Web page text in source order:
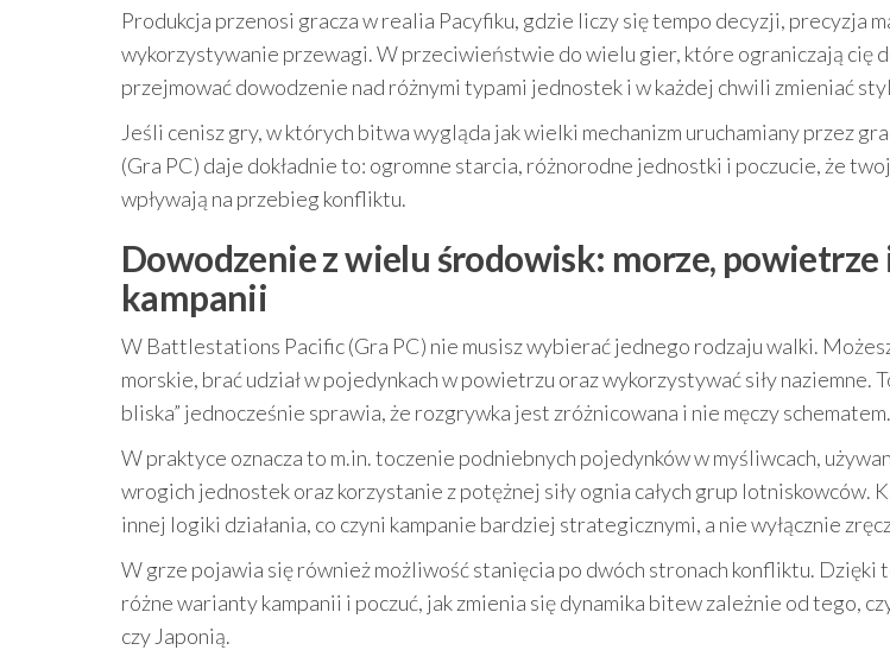
Produkcja przenosi gracza w realia Pacyfiku, gdzie liczy się tempo decyzji, precyzja
wykorzystywanie przewagi. W przeciwieństwie do wielu gier, które ograniczają cię
przejmować dowodzenie nad różnymi typami jednostek i w każdej chwili zmieniać
Jeśli cenisz gry, w których bitwa wygląda jak wielki mechanizm uruchamiany przez
(Gra PC) daje dokładnie to: ogromne starcia, różnorodne jednostki i poczucie, że
wpływają na przebieg konfliktu.
Dowodzenie z wielu środowisk: morze, powietrze
kampanii
W Battlestations Pacific (Gra PC) nie musisz wybierać jednego rodzaju walki.
morskie, brać udział w pojedynkach w powietrzu oraz wykorzystywać siły naziemne.
bliska” jednocześnie sprawia, że rozgrywka jest zróżnicowana i nie męczy schematem.
W praktyce oznacza to m.in. toczenie podniebnych pojedynków w myśliwcach,
wrogich jednostek oraz korzystanie z potężnej siły ognia całych grup lotniskowców.
innej logiki działania, co czyni kampanie bardziej strategicznymi, a nie wyłącznie
W grze pojawia się również możliwość stanięcia po dwóch stronach konfliktu. Dzięki
różne warianty kampanii i poczuć, jak zmienia się dynamika bitew zależnie od tego,
czy Japonią.